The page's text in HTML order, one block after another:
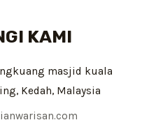
KAMI
masjid kuala
Kedah, Malaysia